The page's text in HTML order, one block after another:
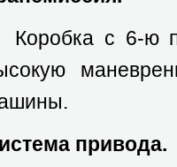
с 6-ю
привода.